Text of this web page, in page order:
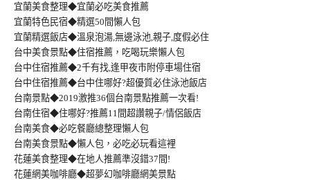
宜蘭美食整理◆宜蘭必吃美食推薦
宜蘭特色民宿◆精選50間懶人包
宜蘭精選飯店◆溫泉泡湯,無邊泳池,親子,度假必住
台中美食景點◆住宿推薦，吃喝玩樂懶人包
台中住宿推薦◆2千有找,逢甲夜市附停車場住宿
台中住宿推薦◆台中住哪好?超優質必住泳池飯店
台南景點◆2019激推36個台南景點推薦一次看!
台南住宿◆住哪好?推薦11間超讚親子/情侶飯店
台南美食◆必吃餐廳總整理懶人包
台南美食景點◆懶人包，必吃必玩看這裡
花蓮美食整理◆在地人推薦準沒錯37間!
花蓮網美咖啡廳◆超夢幻咖啡廳網美景點